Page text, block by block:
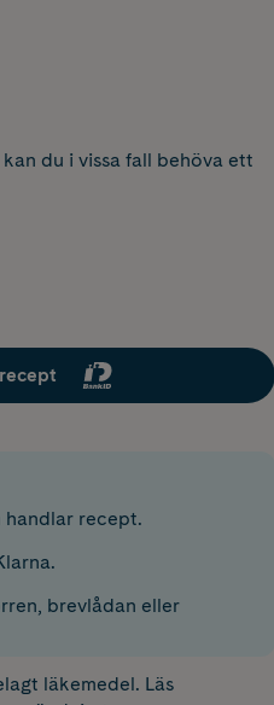
du i vissa fall behöva ett
handlar recept.
brevlådan eller
läkemedel. Läs